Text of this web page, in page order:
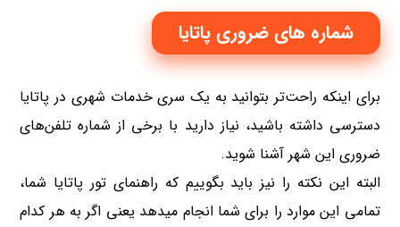
شماره های ضروری پاتایا
برای اینکه راحت‌تر بتوانید به یک سری خدمات شهری در پاتایا
دسترسی داشته باشید، نیاز دارید با برخی از شماره تلفن‌های
ضروری این شهر آشنا شوید.
البته این نکته را نیز باید بگوییم که راهنمای تور پاتایا شما،
تمامی این موارد را برای شما انجام میدهد یعنی اگر به هر کدام